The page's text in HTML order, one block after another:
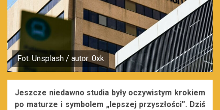
Fot. Unsplash / autor: 0xk
Jeszcze niedawno studia były oczywistym krokiem
po maturze i symbolem „lepszej przyszłości”. Dziś